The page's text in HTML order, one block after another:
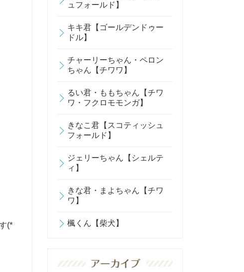
(*
ュフォールド】
キキ君【ゴールデンドゥー
ドル】
チャーリーちゃん・ペロン
ちゃん【チワワ】
るい君・ももちゃん【チワ
ワ・フクロモモンガ】
きなこ君【スコティッシュ
フォールド】
ジェリーちゃん【シェルテ
ィ】
きな君・まよちゃん【チワ
ワ】
楓くん【柴犬】